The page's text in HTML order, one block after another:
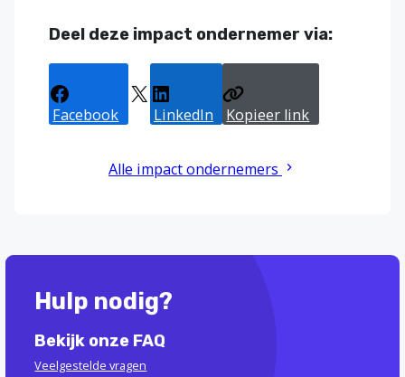
Deel deze impact ondernemer via:
Facebook LinkedIn Kopieer link
Alle impact ondernemers
Hulp nodig?
Bekijk onze FAQ
Veelgestelde vragen